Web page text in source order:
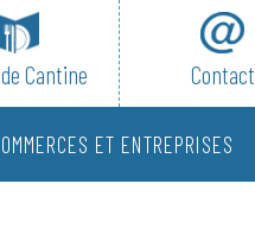
Cantine Contact
ET ENTREPRISES